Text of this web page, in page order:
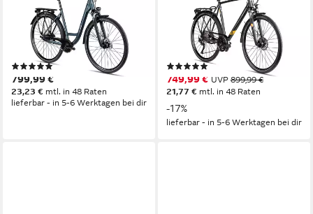
Cityrad TRX ONE Wave
51 cm Rahmenhöhe
Gänge
120 kg Zul. Gesamtgewicht
(1)
799,99 €
23,23 € mtl. in 48 Raten
lieferbar - in 5-6 Werktagen bei dir
Trekkingrad TRS30
60 cm Rahmenhöhe
Gänge
120 kg Zul. Gesamtgewicht
(1)
749,99 € UVP 899,99 €
21,77 € mtl. in 48 Raten
-17%
lieferbar - in 5-6 Werktagen bei dir